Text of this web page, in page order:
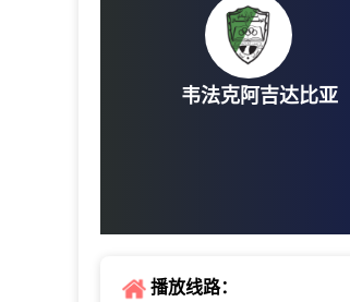
韦法克阿吉达比亚
播放线路：